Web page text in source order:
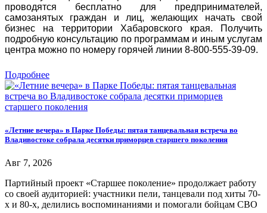
проводятся бесплатно для предпринимателей,
самозанятых граждан и лиц, желающих начать свой
бизнес на территории Хабаровского края. Получить
подробную консультацию по программам и иным услугам
центра можно по номеру горячей линии 8-800-555-39-09.
Подробнее
«Летние вечера» в Парке Победы: пятая танцевальная встреча во
Владивостоке собрала десятки приморцев старшего поколения
Авг 7, 2026
Партийный проект «Старшее поколение» продолжает работу
со своей аудиторией: участники пели, танцевали под хиты 70-
х и 80-х, делились воспоминаниями и помогали бойцам СВО